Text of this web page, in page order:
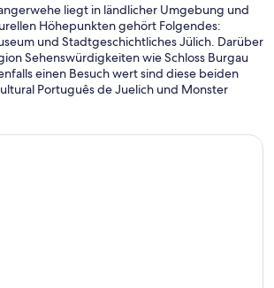
liegt in ländlicher Umgebung und
Höhepunkten gehört Folgendes:
und Stadtgeschichtliches Jülich. Darüber
Sehenswürdigkeiten wie Schloss Burgau
einen Besuch wert sind diese beiden
Português de Juelich und Monster